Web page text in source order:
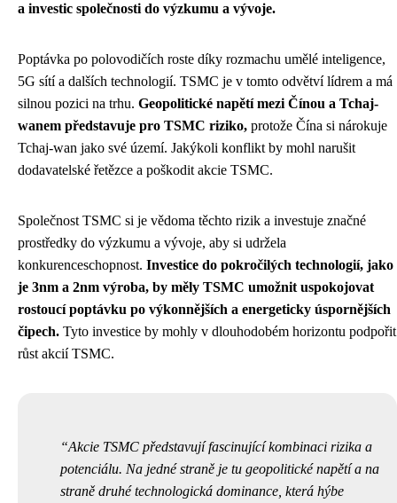
a investic společnosti do výzkumu a vývoje.
Poptávka po polovodičích roste díky rozmachu umělé inteligence,
5G sítí a dalších technologií. TSMC je v tomto odvětví lídrem a má
silnou pozici na trhu. Geopolitické napětí mezi Čínou a Tchaj-
wanem představuje pro TSMC riziko, protože Čína si nárokuje
Tchaj-wan jako své území. Jakýkoli konflikt by mohl narušit
dodavatelské řetězce a poškodit akcie TSMC.
Společnost TSMC si je vědoma těchto rizik a investuje značné
prostředky do výzkumu a vývoje, aby si udržela
konkurenceschopnost. Investice do pokročilých technologií, jako
je 3nm a 2nm výroba, by měly TSMC umožnit uspokojovat
rostoucí poptávku po výkonnějších a energeticky úspornějších
čipech. Tyto investice by mohly v dlouhodobém horizontu podpořit
růst akcií TSMC.
Akcie TSMC představují fascinující kombinaci rizika a
potenciálu. Na jedné straně je tu geopolitické napětí a na
straně druhé technologická dominance, která hýbe